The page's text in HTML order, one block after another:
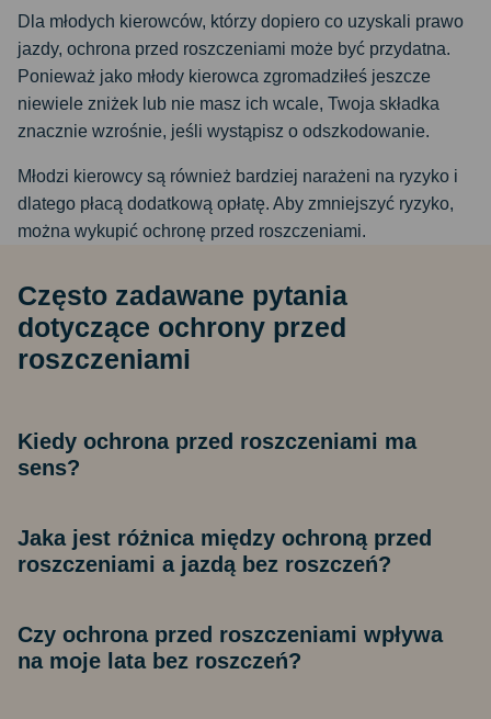
Dla młodych kierowców, którzy dopiero co uzyskali prawo
jazdy, ochrona przed roszczeniami może być przydatna.
Ponieważ jako młody kierowca zgromadziłeś jeszcze
niewiele zniżek lub nie masz ich wcale, Twoja składka
znacznie wzrośnie, jeśli wystąpisz o odszkodowanie.
Młodzi kierowcy są również bardziej narażeni na ryzyko i
dlatego płacą dodatkową opłatę. Aby zmniejszyć ryzyko,
można wykupić ochronę przed roszczeniami.
Często zadawane pytania
dotyczące ochrony przed
roszczeniami
Kiedy ochrona przed roszczeniami ma
sens?
Jaka jest różnica między ochroną przed
roszczeniami a jazdą bez roszczeń?
Czy ochrona przed roszczeniami wpływa
na moje lata bez roszczeń?